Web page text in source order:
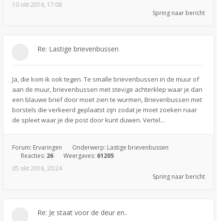
10 okt 2016, 17:08
Spring naar bericht
Re: Lastige brievenbussen
Ja, die kom ik ook tegen. Te smalle brievenbussen in de muur of
aan de muur, brievenbussen met stevige achterklep waar je dan
een blauwe brief door moet zien te wurmen, Brievenbussen met
borstels die verkeerd geplaatst zijn zodat je moet zoeken naar
de spleet waar je die post door kunt duwen. Vertel...
Forum: Ervaringen Onderwerp: Lastige brievenbussen
Reacties: 26 Weergaves: 61205
05 okt 2016, 20:24
Spring naar bericht
Re: Je staat voor de deur en..